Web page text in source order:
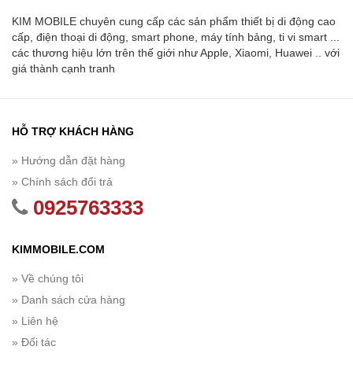
KIM MOBILE chuyên cung cấp các sản phẩm thiết bị di động cao
cấp, điện thoại di động, smart phone, máy tính bảng, ti vi smart ...
các thương hiệu lớn trên thế giới như Apple, Xiaomi, Huawei .. với
giá thành cạnh tranh
HỖ TRỢ KHÁCH HÀNG
» Hướng dẫn đặt hàng
» Chính sách đổi trả
0925763333
KIMMOBILE.COM
» Về chúng tôi
» Danh sách cửa hàng
» Liên hệ
» Đối tác